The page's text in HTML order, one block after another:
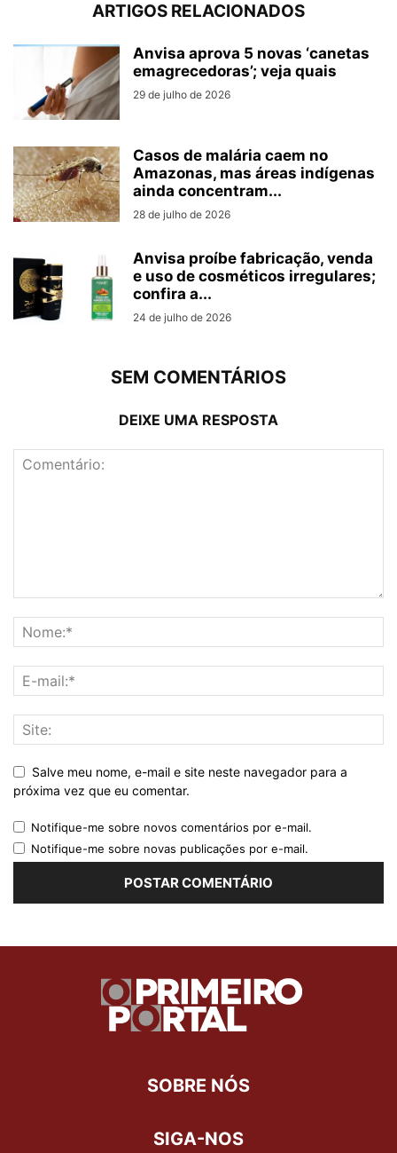
ARTIGOS RELACIONADOS
Anvisa aprova 5 novas ‘canetas
emagrecedoras’; veja quais
29 de julho de 2026
Casos de malária caem no
Amazonas, mas áreas indígenas
ainda concentram...
28 de julho de 2026
Anvisa proíbe fabricação, venda
e uso de cosméticos irregulares;
confira a...
24 de julho de 2026
SEM COMENTÁRIOS
DEIXE UMA RESPOSTA
Salve meu nome, e-mail e site neste navegador para a
próxima vez que eu comentar.
Notifique-me sobre novos comentários por e-mail.
Notifique-me sobre novas publicações por e-mail.
SOBRE NÓS
SIGA-NOS